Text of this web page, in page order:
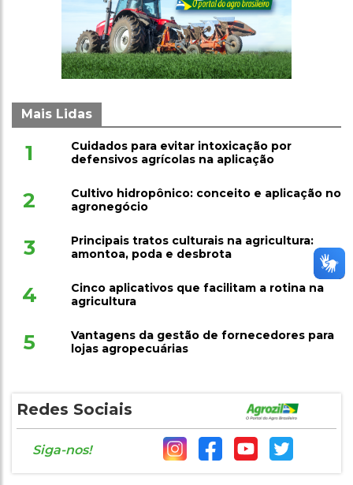
Mais Lidas
1
Cuidados para evitar intoxicação por
defensivos agrícolas na aplicação
2
Cultivo hidropônico: conceito e aplicação no
agronegócio
3
Principais tratos culturais na agricultura:
amontoa, poda e desbrota
4
Cinco aplicativos que facilitam a rotina na
agricultura
5
Vantagens da gestão de fornecedores para
lojas agropecuárias
Redes Sociais
Siga-nos!